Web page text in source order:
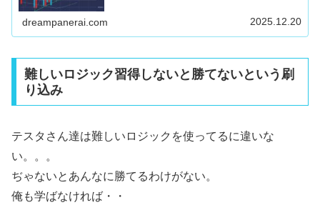
dreampanerai.com 2025.12.20
難しいロジック習得しないと勝てないという刷
り込み
テスタさん達は難しいロジックを使ってるに違いな
い。。。
ぢゃないとあんなに勝てるわけがない。
俺も学ばなければ・・